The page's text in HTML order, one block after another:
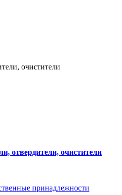
очистители
отвердители, очистители
принадлежности